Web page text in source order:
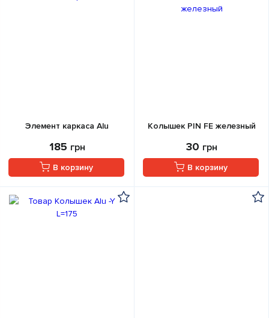
Элемент каркаса Alu
185 грн
В корзину
Колышек PIN FE железный
30 грн
В корзину